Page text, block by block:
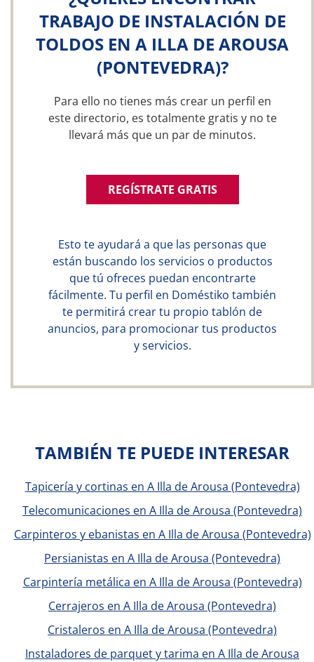
TRABAJO DE INSTALACIÓN DE
TOLDOS EN A ILLA DE AROUSA
(PONTEVEDRA)?
Para ello no tienes más crear un perfil en
este directorio, es totalmente gratis y no te
llevará más que un par de minutos.
REGÍSTRATE GRATIS
Esto te ayudará a que las personas que
están buscando los servicios o productos
que tú ofreces puedan encontrarte
fácilmente. Tu perfil en Doméstiko también
te permitirá crear tu propio tablón de
anuncios, para promocionar tus productos
y servicios.
TAMBIÉN TE PUEDE INTERESAR
Tapicería y cortinas en A Illa de Arousa (Pontevedra)
Telecomunicaciones en A Illa de Arousa (Pontevedra)
Carpinteros y ebanistas en A Illa de Arousa (Pontevedra)
Persianistas en A Illa de Arousa (Pontevedra)
Carpintería metálica en A Illa de Arousa (Pontevedra)
Cerrajeros en A Illa de Arousa (Pontevedra)
Cristaleros en A Illa de Arousa (Pontevedra)
Instaladores de parquet y tarima en A Illa de Arousa